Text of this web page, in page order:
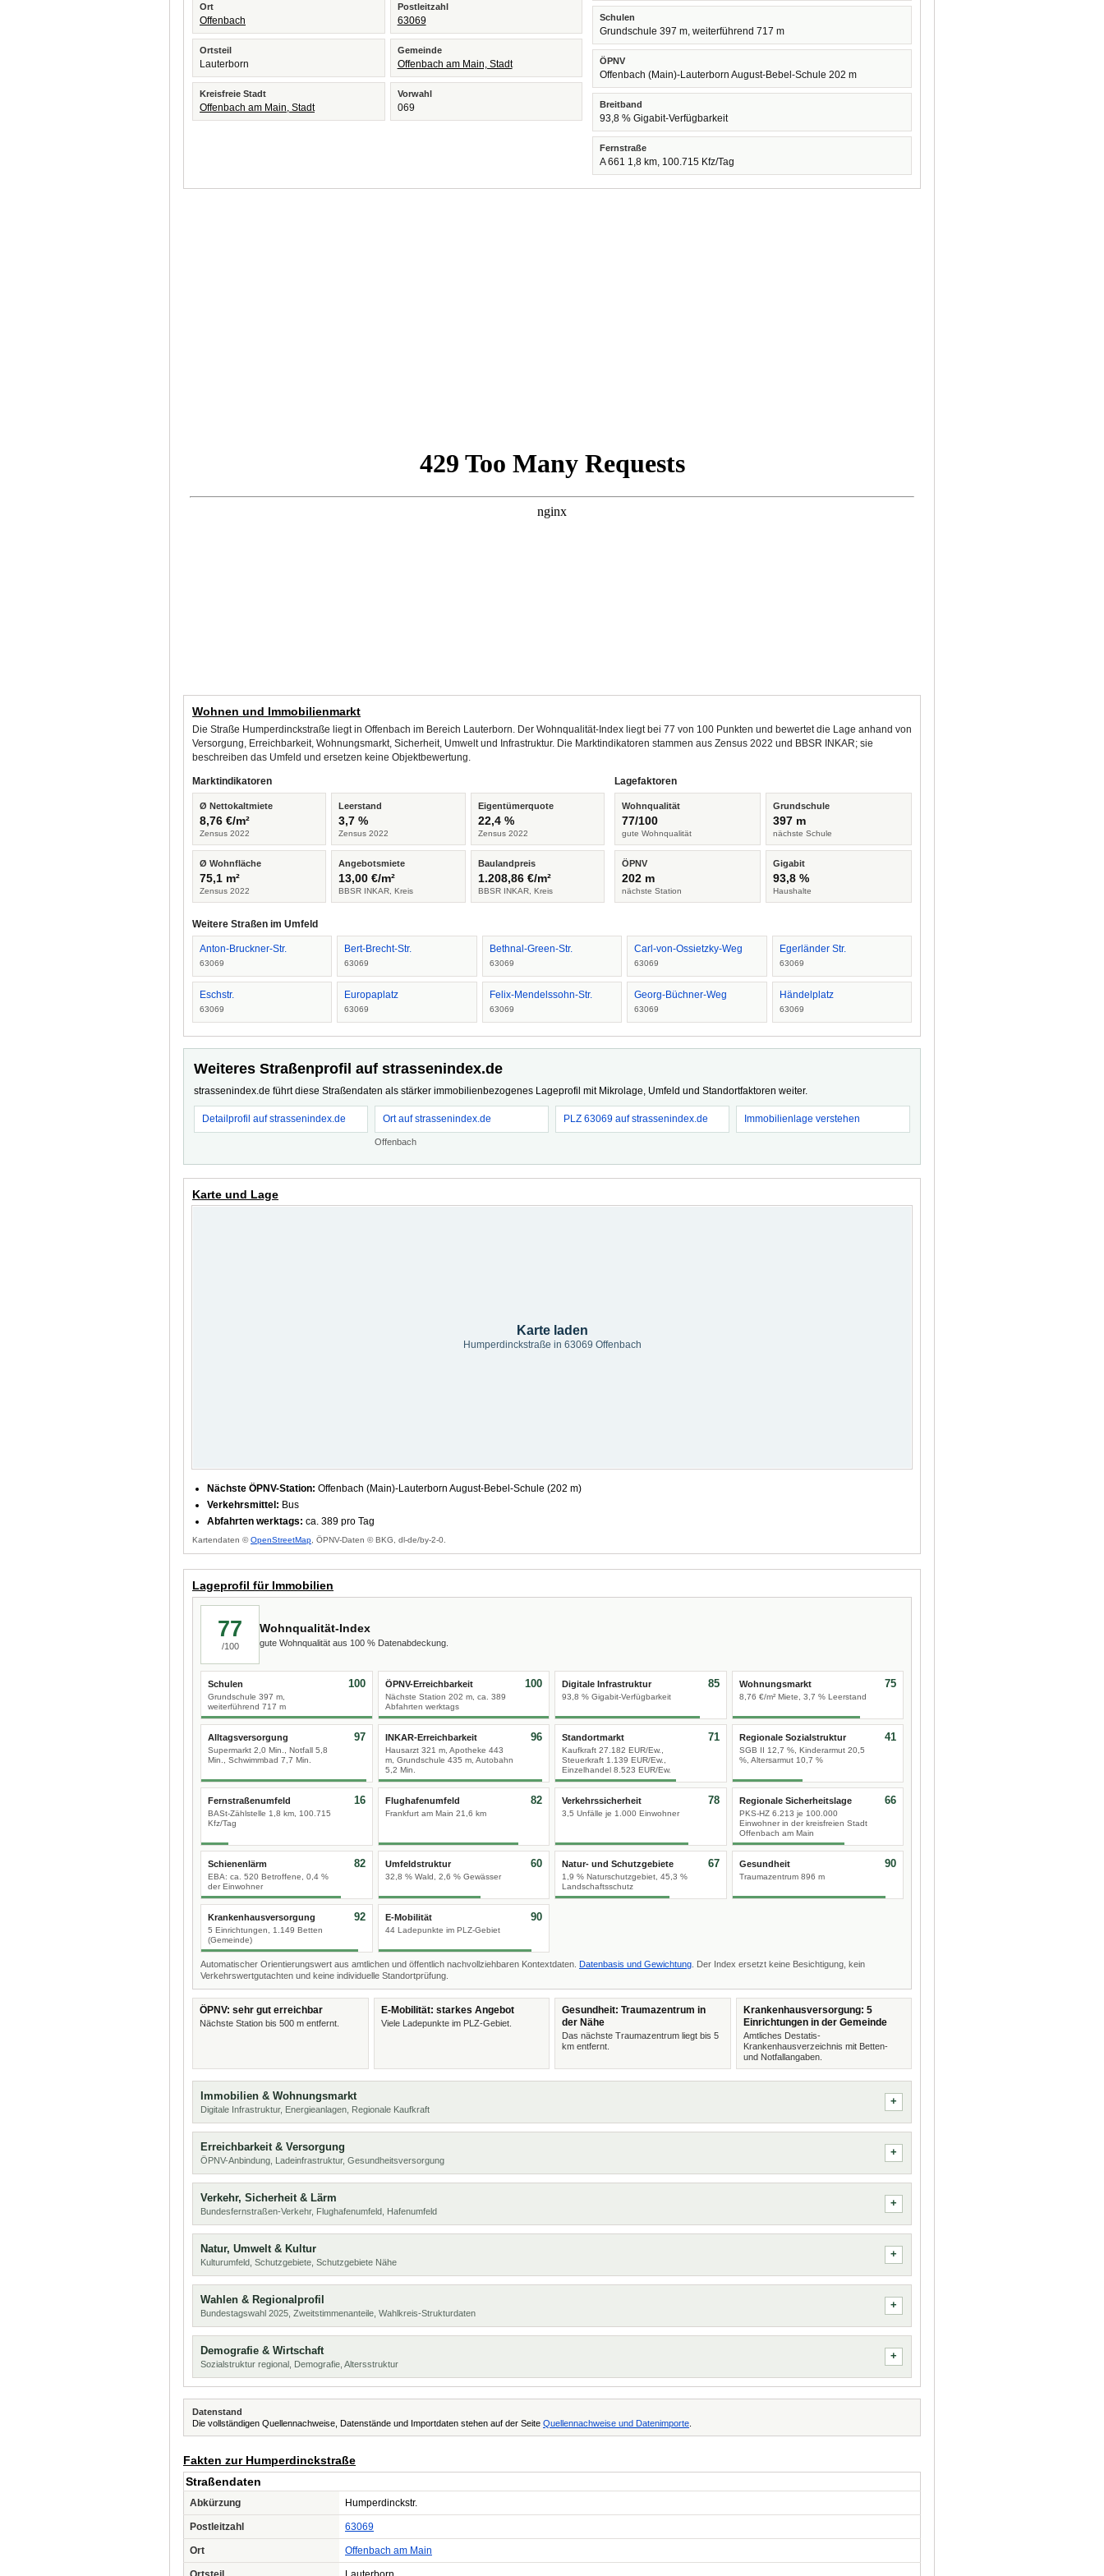
Ort
Offenbach
Postleitzahl
63069
Ortsteil
Lauterborn
Gemeinde
Offenbach am Main, Stadt
Kreisfreie Stadt
Offenbach am Main, Stadt
Vorwahl
069
Schulen
Grundschule 397 m, weiterführend 717 m
ÖPNV
Offenbach (Main)-Lauterborn August-Bebel-Schule 202 m
Breitband
93,8 % Gigabit-Verfügbarkeit
Fernstraße
A 661 1,8 km, 100.715 Kfz/Tag
Wohnen und Immobilienmarkt
Die Straße Humperdinckstraße liegt in Offenbach im Bereich Lauterborn. Der Wohnqualität-Index liegt bei 77 von 100 Punkten und bewertet die Lage anhand von
Versorgung, Erreichbarkeit, Wohnungsmarkt, Sicherheit, Umwelt und Infrastruktur. Die Marktindikatoren stammen aus Zensus 2022 und BBSR INKAR; sie
beschreiben das Umfeld und ersetzen keine Objektbewertung.
Marktindikatoren
Ø Nettokaltmiete
8,76 €/m²
Zensus 2022
Leerstand
3,7 %
Zensus 2022
Eigentümerquote
22,4 %
Zensus 2022
Ø Wohnfläche
75,1 m²
Zensus 2022
Angebotsmiete
13,00 €/m²
BBSR INKAR, Kreis
Baulandpreis
1.208,86 €/m²
BBSR INKAR, Kreis
Lagefaktoren
Wohnqualität
77/100
gute Wohnqualität
Grundschule
397 m
nächste Schule
ÖPNV
202 m
nächste Station
Gigabit
93,8 %
Haushalte
Weitere Straßen im Umfeld
Anton-Bruckner-Str.
63069
Bert-Brecht-Str.
63069
Bethnal-Green-Str.
63069
Carl-von-Ossietzky-Weg
63069
Egerländer Str.
63069
Eschstr.
63069
Europaplatz
63069
Felix-Mendelssohn-Str.
63069
Georg-Büchner-Weg
63069
Händelplatz
63069
Weiteres Straßenprofil auf strassenindex.de
strassenindex.de führt diese Straßendaten als stärker immobilienbezogenes Lageprofil mit Mikrolage, Umfeld und Standortfaktoren weiter.
Detailprofil auf strassenindex.de Ort auf strassenindex.de
Offenbach
PLZ 63069 auf strassenindex.de Immobilienlage verstehen
Karte und Lage
Karte laden
Humperdinckstraße in 63069 Offenbach
Nächste ÖPNV-Station: Offenbach (Main)-Lauterborn August-Bebel-Schule (202 m)
Verkehrsmittel: Bus
Abfahrten werktags: ca. 389 pro Tag
Kartendaten ©OpenStreetMap , ÖPNV-Daten © BKG, dl-de/by-2-0.
Lageprofil für Immobilien
77
/100
Wohnqualität-Index
gute Wohnqualität aus 100 % Datenabdeckung.
Schulen
Grundschule 397 m,
weiterführend 717 m
100 ÖPNV-Erreichbarkeit
Nächste Station 202 m, ca. 389
Abfahrten werktags
100 Digitale Infrastruktur
93,8 % Gigabit-Verfügbarkeit
85 Wohnungsmarkt
8,76 €/m² Miete, 3,7 % Leerstand
75
Alltagsversorgung
Supermarkt 2,0 Min., Notfall 5,8
Min., Schwimmbad 7,7 Min.
97 INKAR-Erreichbarkeit
Hausarzt 321 m, Apotheke 443
m, Grundschule 435 m, Autobahn
5,2 Min.
96 Standortmarkt
Kaufkraft 27.182 EUR/Ew.,
Steuerkraft 1.139 EUR/Ew.,
Einzelhandel 8.523 EUR/Ew.
71 Regionale Sozialstruktur
SGB II 12,7 %, Kinderarmut 20,5
%, Altersarmut 10,7 %
41
Fernstraßenumfeld
BASt-Zählstelle 1,8 km, 100.715
Kfz/Tag
16 Flughafenumfeld
Frankfurt am Main 21,6 km
82 Verkehrssicherheit
3,5 Unfälle je 1.000 Einwohner
78 Regionale Sicherheitslage
PKS-HZ 6.213 je 100.000
Einwohner in der kreisfreien Stadt
Offenbach am Main
66
Schienenlärm
EBA: ca. 520 Betroffene, 0,4 %
der Einwohner
82 Umfeldstruktur
32,8 % Wald, 2,6 % Gewässer
60 Natur- und Schutzgebiete
1,9 % Naturschutzgebiet, 45,3 %
Landschaftsschutz
67 Gesundheit
Traumazentrum 896 m
90
Krankenhausversorgung
5 Einrichtungen, 1.149 Betten
(Gemeinde)
92 E-Mobilität
44 Ladepunkte im PLZ-Gebiet
90
Automatischer Orientierungswert aus amtlichen und öffentlich nachvollziehbaren Kontextdaten. Datenbasis und Gewichtung . Der Index ersetzt keine Besichtigung, kein
Verkehrswertgutachten und keine individuelle Standortprüfung.
ÖPNV: sehr gut erreichbar
Nächste Station bis 500 m entfernt.
E-Mobilität: starkes Angebot
Viele Ladepunkte im PLZ-Gebiet.
Gesundheit: Traumazentrum in
der Nähe
Das nächste Traumazentrum liegt bis 5
km entfernt.
Krankenhausversorgung: 5
Einrichtungen in der Gemeinde
Amtliches Destatis-
Krankenhausverzeichnis mit Betten-
und Notfallangaben.
Immobilien & Wohnungsmarkt
Digitale Infrastruktur, Energieanlagen, Regionale Kaufkraft
Erreichbarkeit & Versorgung
ÖPNV-Anbindung, Ladeinfrastruktur, Gesundheitsversorgung
Verkehr, Sicherheit & Lärm
Bundesfernstraßen-Verkehr, Flughafenumfeld, Hafenumfeld
Natur, Umwelt & Kultur
Kulturumfeld, Schutzgebiete, Schutzgebiete Nähe
Wahlen & Regionalprofil
Bundestagswahl 2025, Zweitstimmenanteile, Wahlkreis-Strukturdaten
Demografie & Wirtschaft
Sozialstruktur regional, Demografie, Altersstruktur
Datenstand
Die vollständigen Quellennachweise, Datenstände und Importdaten stehen auf der Seite Quellennachweise und Datenimporte
Fakten zur Humperdinckstraße
Straßendaten
Abkürzung Humperdinckstr.
Postleitzahl 63069
Ort Offenbach am Main